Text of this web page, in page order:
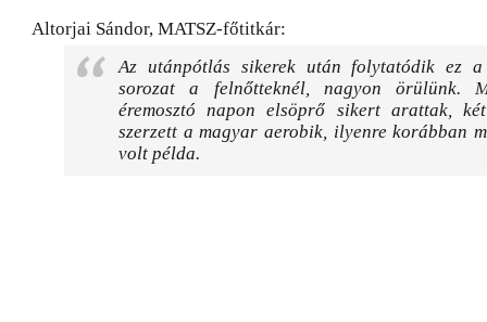
Altorjai Sándor, MATSZ-főtitkár:
Az utánpótlás sikerek után folytatódik ez a
sorozat a felnőtteknél, nagyon örülünk.
éremosztó napon elsöprő sikert arattak,
szerzett a magyar aerobik, ilyenre korábban
volt példa.